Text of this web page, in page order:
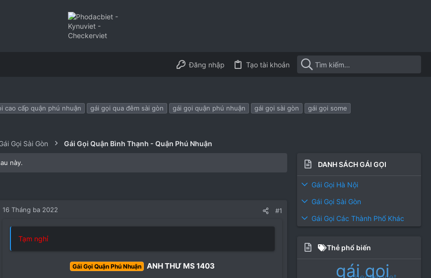
Đăng nhập Tạo tài khoản
cao cấp quận phú nhuận gái gọi qua đêm sài gòn gái gọi quận phú nhuận gái gọi sài gòn
gái gọi some
Gọi Sài Gòn Gái Gọi Quận Bình Thạnh - Quận Phú Nhuận
này.
16 Tháng ba 2022 #1
Tạm nghỉ
Gái Gọi Quận Phú Nhuận ANH THƯ MS 1403
DANH SÁCH GÁI GỌI
Gái Gọi Hà Nội
Gái Gọi Sài Gòn
Gái Gọi Các Thành Phố Khác
Thẻ phổ biến